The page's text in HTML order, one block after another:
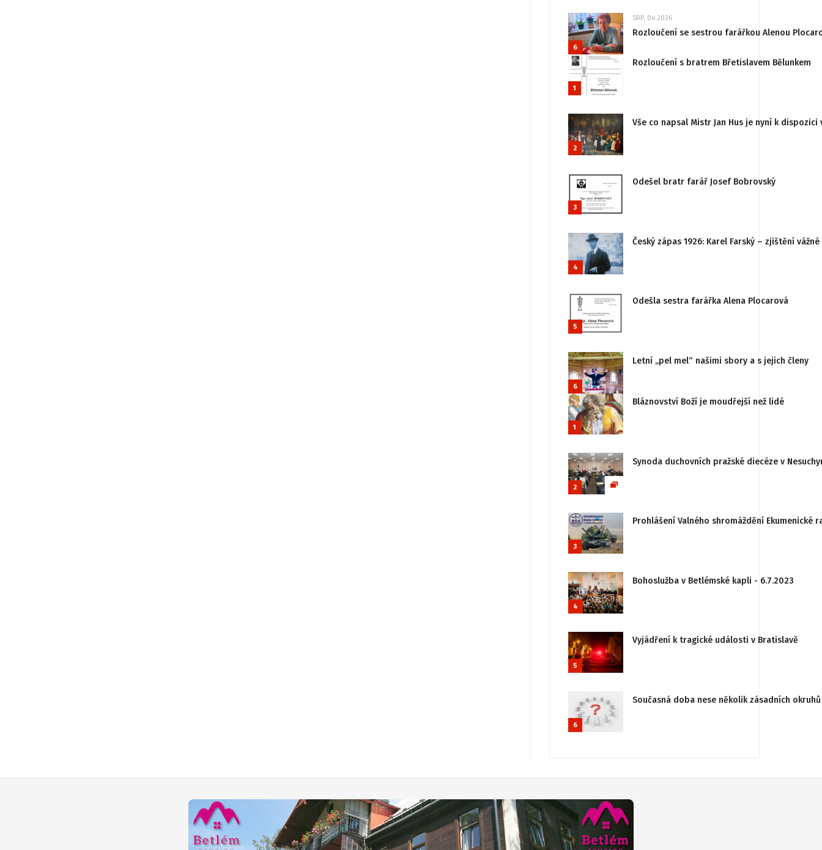
6
SRP, 04 2026
Rozloučení se sestrou farářkou Alenou
1
Rozloučení s bratrem Břetislavem Bělunkem
2
Vše co napsal Mistr Jan Hus je nyní k
3
Odešel bratr farář Josef Bobrovský
4
Český zápas 1926: Karel Farský – zjištění
5
Odešla sestra farářka Alena Plocarová
6
Letní „pel mel“ našimi sbory a s jejich členy
1
Bláznovství Boží je moudřejší než lidé
2
Synoda duchovních pražské diecéze v
3
Prohlášení Valného shromáždění
4
Bohoslužba v Betlémské kapli - 6.7.2023
5
Vyjádření k tragické události v Bratislavě
6
Současná doba nese několik zásadních